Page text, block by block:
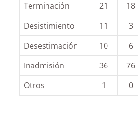
Terminación 21 18
Desistimiento
11 3
Desestimación
10 6
Inadmisión
36 76
Otros
1 0